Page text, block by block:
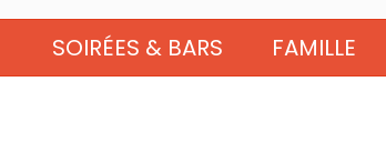
SOIRÉES & BARS FAMILLE